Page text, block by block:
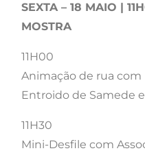
SEXTA – 18 MAIO |
MOSTRA
11H00
Animação de rua com
Entroido de Samede
11H30
Mini-Desfile com